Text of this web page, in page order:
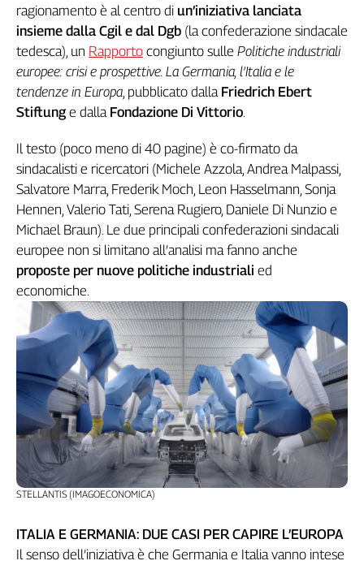
Collettiva
Talk
La
settimana
Collettiva
Girasoli
Sassolino
Linea
Economica
Tech
It
Inserti
Idea
Diffusa
InFlai
Le
trasmissioni
tv
Work
Progress
L'Italia
Territori
ragionamento è al centro di un’iniziativa lanciata
insieme dalla Cgil e dal Dgb (la confederazione sindacale
tedesca), un Rapporto congiunto sulle Politiche industriali
europee: crisi e prospettive. La Germania, l’Italia e le
tendenze in Europa, pubblicato dalla Friedrich Ebert
Stiftung e dalla Fondazione Di Vittorio.
Il testo (poco meno di 40 pagine) è co-firmato da
sindacalisti e ricercatori (Michele Azzola, Andrea Malpassi,
Salvatore Marra, Frederik Moch, Leon Hasselmann, Sonja
Hennen, Valerio Tati, Serena Rugiero, Daniele Di Nunzio e
Michael Braun). Le due principali confederazioni sindacali
europee non si limitano all’analisi ma fanno anche
proposte per nuove politiche industriali ed
economiche.
STELLANTIS (IMAGOECONOMICA)
ITALIA E GERMANIA: DUE CASI PER CAPIRE L’EUROPA
Il senso dell’iniziativa è che Germania e Italia vanno intese